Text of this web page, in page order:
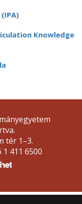
Knowledge
tér 1–3.
411 6500